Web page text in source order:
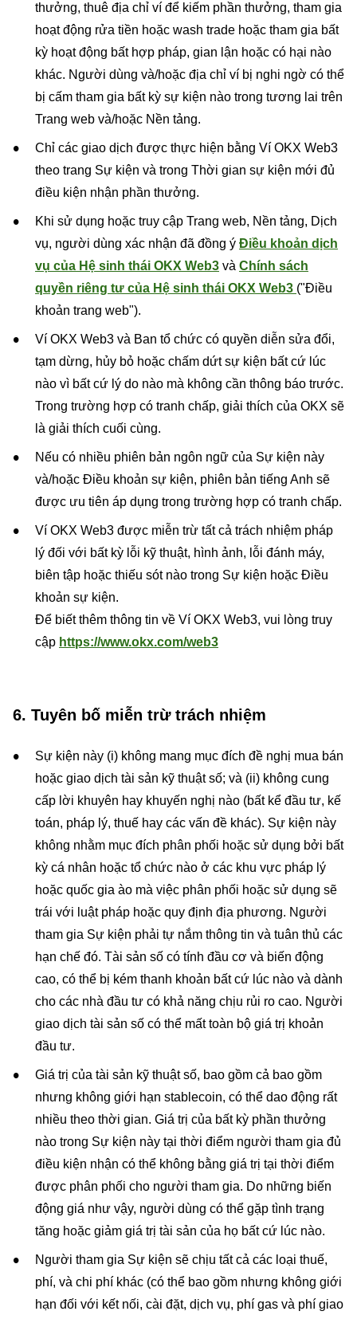
thưởng, thuê địa chỉ ví để kiếm phần thưởng, tham gia
hoạt động rửa tiền hoặc wash trade hoặc tham gia bất
kỳ hoạt động bất hợp pháp, gian lận hoặc có hại nào
khác. Người dùng và/hoặc địa chỉ ví bị nghi ngờ có thể
bị cấm tham gia bất kỳ sự kiện nào trong tương lai trên
Trang web và/hoặc Nền tảng.
Chỉ các giao dịch được thực hiện bằng Ví OKX Web3
theo trang Sự kiện và trong Thời gian sự kiện mới đủ
điều kiện nhận phần thưởng.
Khi sử dụng hoặc truy cập Trang web, Nền tảng, Dịch
vụ, người dùng xác nhận đã đồng ý Điều khoản dịch
vụ của Hệ sinh thái OKX Web3 và Chính sách
quyền riêng tư của Hệ sinh thái OKX Web3 ("Điều
khoản trang web").
Ví OKX Web3 và Ban tổ chức có quyền diễn sửa đổi,
tạm dừng, hủy bỏ hoặc chấm dứt sự kiện bất cứ lúc
nào vì bất cứ lý do nào mà không cần thông báo trước.
Trong trường hợp có tranh chấp, giải thích của OKX sẽ
là giải thích cuối cùng.
Nếu có nhiều phiên bản ngôn ngữ của Sự kiện này
và/hoặc Điều khoản sự kiện, phiên bản tiếng Anh sẽ
được ưu tiên áp dụng trong trường hợp có tranh chấp.
Ví OKX Web3 được miễn trừ tất cả trách nhiệm pháp
lý đối với bất kỳ lỗi kỹ thuật, hình ảnh, lỗi đánh máy,
biên tập hoặc thiếu sót nào trong Sự kiện hoặc Điều
khoản sự kiện.
Để biết thêm thông tin về Ví OKX Web3, vui lòng truy
cập https://www.okx.com/web3
6. Tuyên bố miễn trừ trách nhiệm
Sự kiện này (i) không mang mục đích đề nghị mua bán
hoặc giao dịch tài sản kỹ thuật số; và (ii) không cung
cấp lời khuyên hay khuyến nghị nào (bất kể đầu tư, kế
toán, pháp lý, thuế hay các vấn đề khác). Sự kiện này
không nhằm mục đích phân phối hoặc sử dụng bởi bất
kỳ cá nhân hoặc tổ chức nào ở các khu vực pháp lý
hoặc quốc gia ào mà việc phân phối hoặc sử dụng sẽ
trái với luật pháp hoặc quy định địa phương. Người
tham gia Sự kiện phải tự nắm thông tin và tuân thủ các
hạn chế đó. Tài sản số có tính đầu cơ và biến động
cao, có thể bị kém thanh khoản bất cứ lúc nào và dành
cho các nhà đầu tư có khả năng chịu rủi ro cao. Người
giao dịch tài sản số có thể mất toàn bộ giá trị khoản
đầu tư.
Giá trị của tài sản kỹ thuật số, bao gồm cả bao gồm
nhưng không giới hạn stablecoin, có thể dao động rất
nhiều theo thời gian. Giá trị của bất kỳ phần thưởng
nào trong Sự kiện này tại thời điểm người tham gia đủ
điều kiện nhận có thể không bằng giá trị tại thời điểm
được phân phối cho người tham gia. Do những biến
động giá như vậy, người dùng có thể gặp tình trạng
tăng hoặc giảm giá trị tài sản của họ bất cứ lúc nào.
Người tham gia Sự kiện sẽ chịu tất cả các loại thuế,
phí, và chi phí khác (có thể bao gồm nhưng không giới
hạn đối với kết nối, cài đặt, dịch vụ, phí gas và phí giao